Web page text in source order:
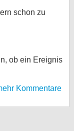
schon zu
ob ein Ereignis
Kommentare